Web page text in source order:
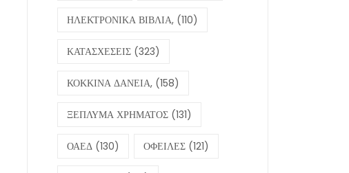
ΗΛΕΚΤΡΟΝΙΚΑ ΒΙΒΛΙΑ, (110)
ΚΑΤΑΣΧΕΣΕΙΣ (323)
ΚΟΚΚΙΝΑ ΔΑΝΕΙΑ, (158)
ΞΕΠΛΥΜΑ ΧΡΗΜΑΤΟΣ (131)
ΟΑΕΔ (130) ΟΦΕΙΛΕΣ (121)